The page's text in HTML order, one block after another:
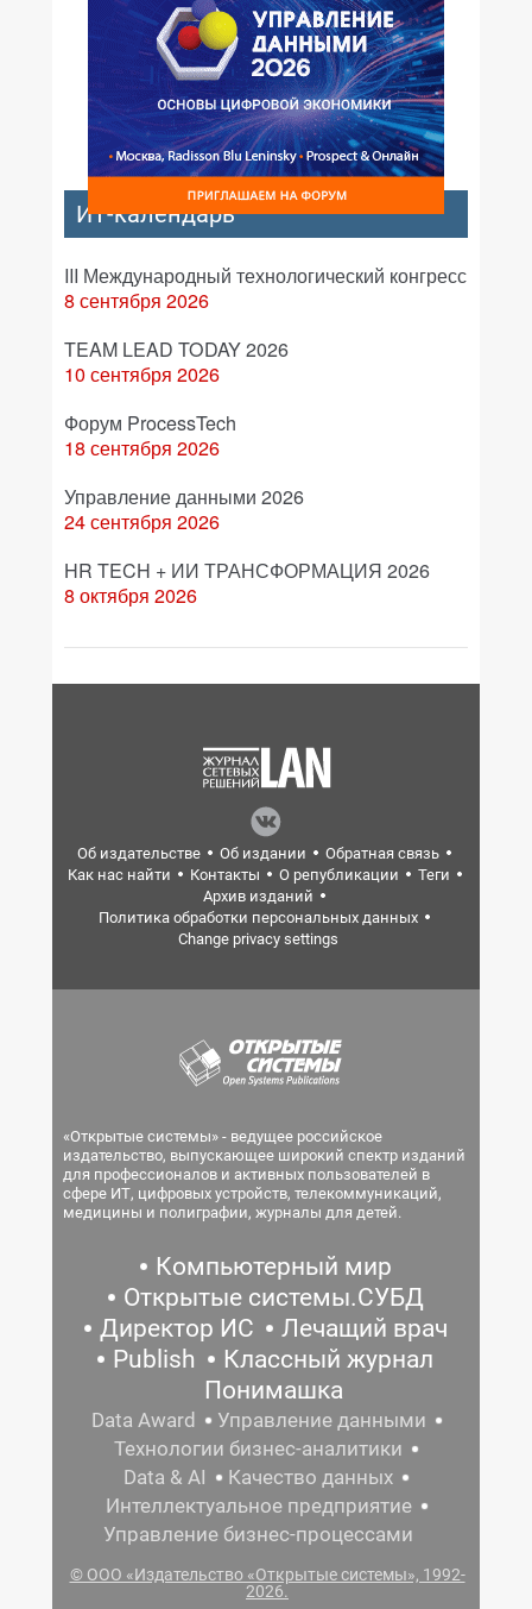
ИТ-календарь
III Международный технологический конгресс
8 сентября 2026
TEAM LEAD TODAY 2026
10 сентября 2026
Форум ProcessTech
18 сентября 2026
Управление данными 2026
24 сентября 2026
HR TECH + ИИ ТРАНСФОРМАЦИЯ 2026
8 октября 2026
Об издательстве Об издании
Обратная связь
Как нас найти
Контакты О републикации
Теги
Архив изданий
Политика обработки персональных данных
Change privacy settings
«Открытые системы» - ведущее российское
издательство, выпускающее широкий спектр изданий
для профессионалов и активных пользователей в
сфере ИТ, цифровых устройств, телекоммуникаций,
медицины и полиграфии, журналы для детей.
Компьютерный мир
Открытые системы.СУБД
Директор ИС
Лечащий врач
Publish
Классный журнал
Понимашка
Data Award
Управление данными
Технологии бизнес-аналитики
Data & AI
Качество данных
Интеллектуальное предприятие
Управление бизнес-процессами
© ООО «Издательство «Открытые системы», 1992-
2026.